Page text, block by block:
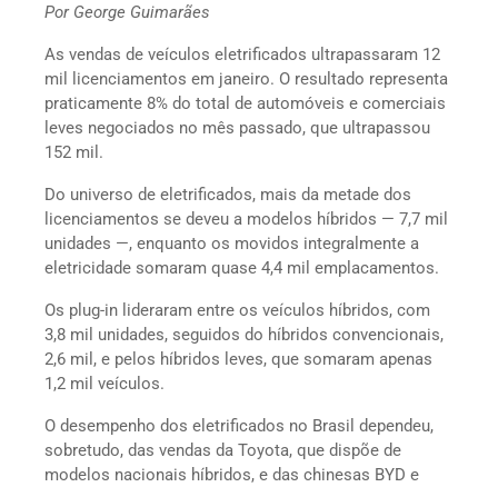
Por George Guimarães
As vendas de veículos eletrificados ultrapassaram 12
mil licenciamentos em janeiro. O resultado representa
praticamente 8% do total de automóveis e comerciais
leves negociados no mês passado, que ultrapassou
152 mil.
Do universo de eletrificados, mais da metade dos
licenciamentos se deveu a modelos híbridos — 7,7 mil
unidades —, enquanto os movidos integralmente a
eletricidade somaram quase 4,4 mil emplacamentos.
Os plug-in lideraram entre os veículos híbridos, com
3,8 mil unidades, seguidos do híbridos convencionais,
2,6 mil, e pelos híbridos leves, que somaram apenas
1,2 mil veículos.
O desempenho dos eletrificados no Brasil dependeu,
sobretudo, das vendas da Toyota, que dispõe de
modelos nacionais híbridos, e das chinesas BYD e